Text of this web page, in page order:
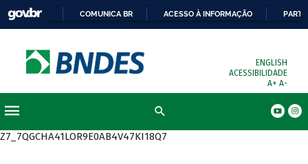
COMUNICA BR ACESSO À INFORMAÇÃO
ENGLISH
ACESSIBILIDADE
A+ A-
Z7_7QGCHA41LOR9E0AB4V47KI18Q7